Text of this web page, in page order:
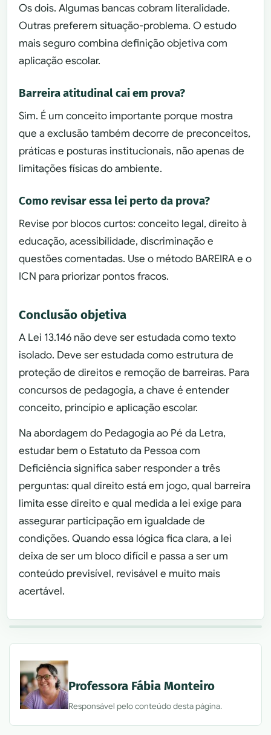
Os dois. Algumas bancas cobram literalidade.
Outras preferem situação-problema. O estudo
mais seguro combina definição objetiva com
aplicação escolar.
Barreira atitudinal cai em prova?
Sim. É um conceito importante porque mostra
que a exclusão também decorre de preconceitos,
práticas e posturas institucionais, não apenas de
limitações físicas do ambiente.
Como revisar essa lei perto da prova?
Revise por blocos curtos: conceito legal, direito à
educação, acessibilidade, discriminação e
questões comentadas. Use o método BAREIRA e o
ICN para priorizar pontos fracos.
Conclusão objetiva
A Lei 13.146 não deve ser estudada como texto
isolado. Deve ser estudada como estrutura de
proteção de direitos e remoção de barreiras. Para
concursos de pedagogia, a chave é entender
conceito, princípio e aplicação escolar.
Na abordagem do Pedagogia ao Pé da Letra,
estudar bem o Estatuto da Pessoa com
Deficiência significa saber responder a três
perguntas: qual direito está em jogo, qual barreira
limita esse direito e qual medida a lei exige para
assegurar participação em igualdade de
condições. Quando essa lógica fica clara, a lei
deixa de ser um bloco difícil e passa a ser um
conteúdo previsível, revisável e muito mais
acertável.
Professora Fábia Monteiro
Responsável pelo conteúdo desta página.